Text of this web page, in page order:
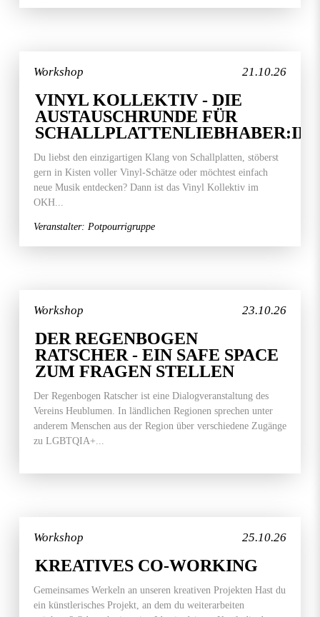
21.10.26
Workshop
VINYL KOLLEKTIV - DIE
AUSTAUSCHRUNDE FÜR
Du liebst den einzigartigen Klang von Schallplatten, stöberst
gern in Kisten voller Vinyl-Schätze oder möchtest einfach
neue Musik entdecken? Dann ist das Vinyl Kollektiv im
OKH...
Veranstalter: Potpourrigruppe
23.10.26
Workshop
DER REGENBOGEN
RATSCHER - EIN SAFE SPACE
ZUM FRAGEN STELLEN
Der Regenbogen Ratscher ist eine Dialogveranstaltung des
Vereins Heublumen. In ländlichen Regionen sprechen unter
anderem Menschen aus der Region über verschiedene Zugänge
zu LGBTQIA+...
25.10.26
Workshop
KREATIVES CO-WORKING
Gemeinsames Werkeln an unseren kreativen Projekten Hast du
ein künstlerisches Projekt, an dem du weiterarbeiten